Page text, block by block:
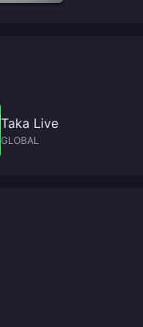
Taka Live
GLOBAL